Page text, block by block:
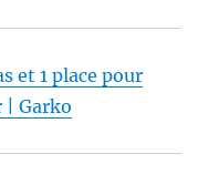
et 1 place pour
| Garko